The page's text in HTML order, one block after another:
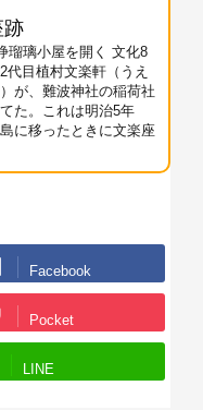
跡
瑠璃小屋を開く 文化8
代目植村文楽軒（うえ
が、難波神社の稲荷社
た。これは明治5年
に移ったときに文楽座
Facebook
Pocket
LINE